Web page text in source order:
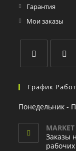
Гарантия
Мои заказы
График
Понедельник -
Заказы